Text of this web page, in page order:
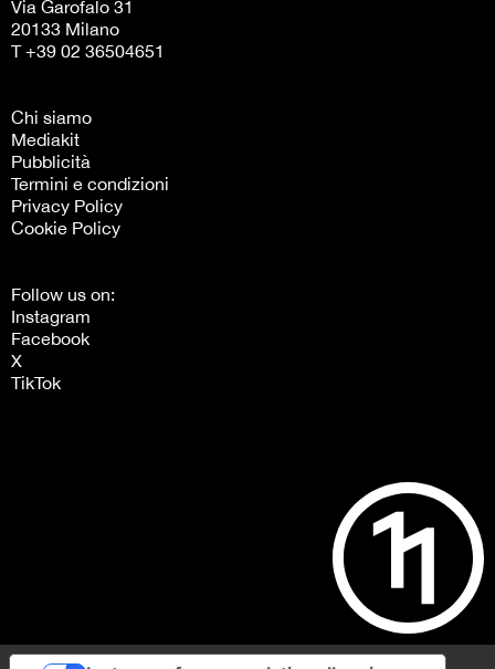
Via Garofalo 31
20133 Milano
T +39 02 36504651
Chi siamo
Mediakit
Pubblicità
Termini e condizioni
Privacy Policy
Cookie Policy
Follow us on:
Instagram
Facebook
X
TikTok